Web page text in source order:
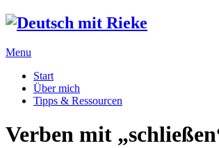
Menu
Start
Über mich
Tipps & Ressourcen
Verben mit